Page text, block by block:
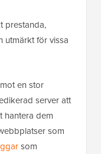
prestanda,
utmärkt för vissa
en stor
server att
hantera dem
som
som